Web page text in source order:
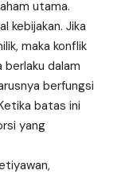
utama.
kebijakan. Jika
maka konflik
berlaku dalam
berfungsi
batas ini
yang